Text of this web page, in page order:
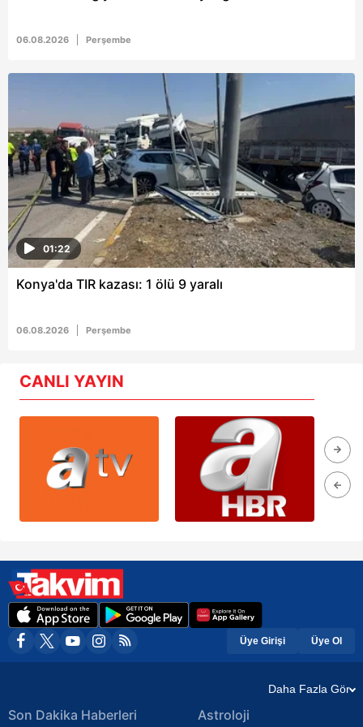
06.08.2026 Perşembe
01:22
Konya'da TIR kazası: 1 ölü 9 yaralı
06.08.2026 Perşembe
CANLI YAYIN
Üye Girişi Üye Ol
Daha Fazla Gör
Son Dakika Haberleri Astroloji